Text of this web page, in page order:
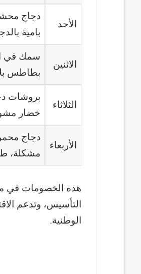
الأحد
دجاج
بامية
الاثنين
سمك في
بطاطس
الثلاثاء
بروشات
خضار
الأربعاء
دجاج
مشكلة،
هذه الخصومات في
التأسيس، وتدعم
الوطنية.